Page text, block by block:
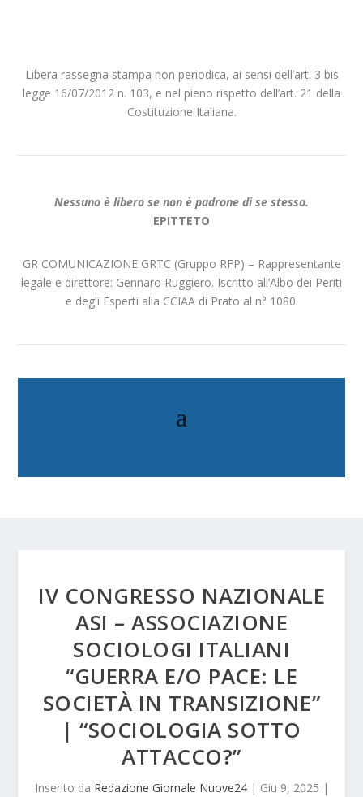
Libera rassegna stampa non periodica, ai sensi dell’art. 3 bis
legge 16/07/2012 n. 103, e nel pieno rispetto dell’art. 21 della
Costituzione Italiana.
Nessuno è libero se non è padrone di se stesso.
EPITTETO
GR COMUNICAZIONE GRTC (Gruppo RFP) – Rappresentante
legale e direttore: Gennaro Ruggiero. Iscritto all’Albo dei Periti
e degli Esperti alla CCIAA di Prato al n° 1080.
IV CONGRESSO NAZIONALE
ASI – ASSOCIAZIONE
SOCIOLOGI ITALIANI
“GUERRA E/O PACE: LE
SOCIETÀ IN TRANSIZIONE”
| “SOCIOLOGIA SOTTO
ATTACCO?”
Inserito da Redazione Giornale Nuove24| Giu 9, 2025 |